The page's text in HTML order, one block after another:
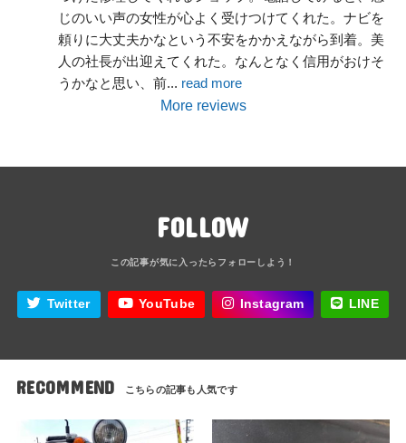
じのいい声の女性が心よく受けつけてくれた。ナビを
頼りに大丈夫かなという不安をかかえながら到着。美
人の社長が出迎えてくれた。なんとなく信用がおけそ
うかなと思い、前... read more
More reviews
FOLLOW
Twitter YouTube Instagram LINE
RECOMMEND